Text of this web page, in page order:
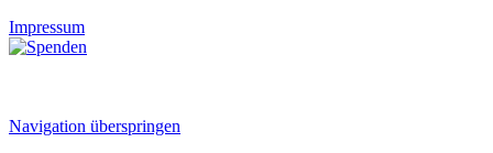
Impressum
Navigation überspringen